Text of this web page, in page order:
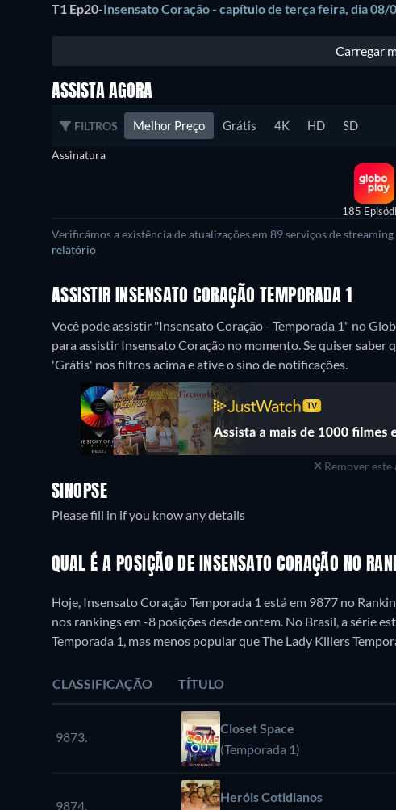
T1 Ep20-Insensato Coração - capítulo de terça feira, dia 08/
Carregar
ASSISTA AGORA
FILTROS Melhor Preço Grátis 4K HD SD
Assinatura
185
Verificámos a existência de atualizações em 89 serviços de
relatório
ASSISTIR INSENSATO CORAÇÃO TEMPORADA 1
Você pode assistir "Insensato Coração - Temporada 1" no
para assistir Insensato Coração no momento. Se quiser
'Grátis' nos filtros acima e ative o sino de notificações.
Remover este
SINOPSE
Please fill in if you know any details
QUAL É A POSIÇÃO DE INSENSATO CORAÇÃO NO
Hoje, Insensato Coração Temporada 1 está em 9877 no
nos rankings em -8 posições desde ontem. No Brasil, a série
Temporada 1, mas menos popular que The Lady Killers
CLASSIFICAÇÃO TÍTULO
9873.
Closet Space
(Temporada 1)
9874.
Heróis Cotidianos